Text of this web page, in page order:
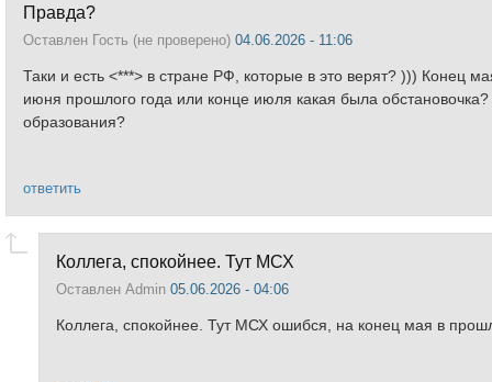
Правда?
Оставлен Гость (не проверено) 04.06.2026 - 11:06
Таки и есть <***> в стране РФ, которые в это верят? ))) Конец
июня прошлого года или конце июля какая была
образования?
ответить
Коллега, спокойнее. Тут МСХ
Оставлен Admin 05.06.2026 - 04:06
Коллега, спокойнее. Тут МСХ ошибся, на конец мая в